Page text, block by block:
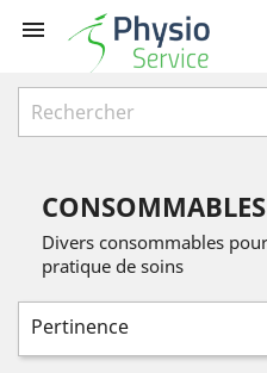

CONSOMMABLES
Divers consommables
pratique de soins
Pertinence